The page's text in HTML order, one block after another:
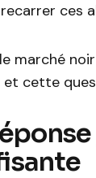
ces
marché
et cette